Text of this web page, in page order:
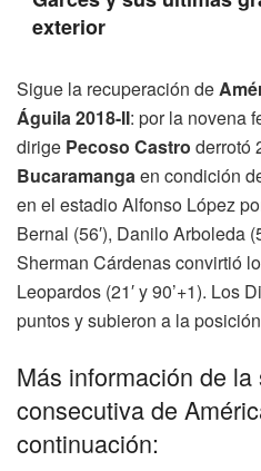
exterior
Sigue la recuperación de
Águila 2018-II: por la novena
dirige Pecoso Castro derrotó
Bucaramangaen condición
en el estadio Alfonso López
Bernal (56′), Danilo Arboleda
Sherman Cárdenas convirtió
Leopardos (21′ y 90’+1). Los
puntos y subieron a la
Más información de
consecutiva de
continuación: